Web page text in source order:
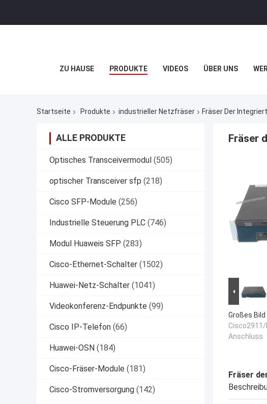
ZU HAUSE PRODUKTE VIDEOS ÜBER UNS
Startseite Produkte industrieller Netzfräser Fräser Der
ALLE PRODUKTE
Optisches Transceivermodul (505)
optischer Transceiver sfp (218)
Cisco SFP-Module (256)
Industrielle Steuerung PLC (746)
Modul Huaweis SFP (283)
Cisco-Ethernet-Schalter (1502)
Huawei-Netz-Schalter (1041)
Videokonferenz-Endpunkte (99)
Cisco IP-Telefon (66)
Huawei-OSN (184)
Cisco-Fräser-Module (181)
Cisco-Stromversorgung (142)
Fräser
Großes Bild
Anschluss
Fräser